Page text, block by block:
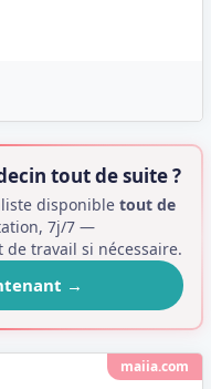
tout de suite ?
disponibletout de
7j/7 —
travail si nécessaire.
→
maiia.com